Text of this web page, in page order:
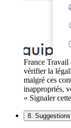
France Travail
vérifier la
malgré ces
inappropriés,
« Signaler
8.